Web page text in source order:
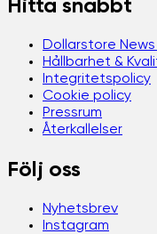
Hitta snabbt
Dollarstore News
Hållbarhet &
Integritetspolicy
Cookie policy
Pressrum
Återkallelser
Följ oss
Nyhetsbrev
Instagram